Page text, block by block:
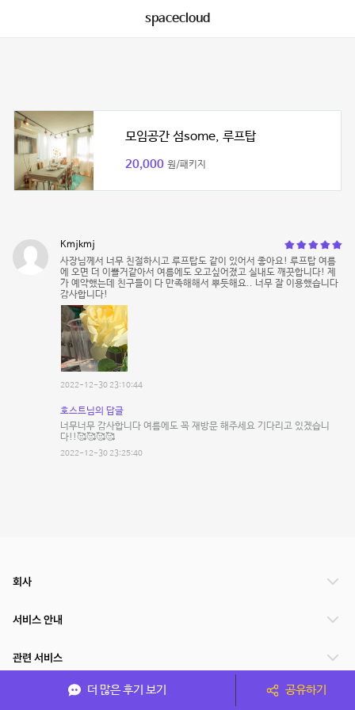
spacecloud
모임공간 섬some, 루프탑
20,000 원/패키지
Kmjkmj
사장님께서 너무 친절하시고 루프탑도 같이 있어서 좋아요! 루프탑 여름
에 오면 더 이쁠거같아서 여름에도 오고싶어졌고 실내도 깨끗합니다! 제
가 예약했는데 친구들이 다 만족해해서 뿌듯해요.. 너무 잘 이용했습니다
감사합니다!
2022-12-30 23:10:44
호스트님의 답글
너무너무 감사합니다 여름에도 꼭 재방문 해주세요 기다리고 있겠습니
다!!🥰🥰🥰🥰
2022-12-30 23:25:40
더 많은 후기 보기 공유하기
회사
서비스 안내
관련 서비스